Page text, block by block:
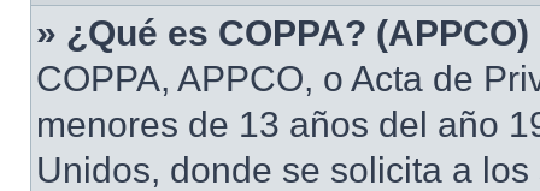
» ¿Qué es COPPA? (APPCO)
COPPA, APPCO, o Acta de
menores de 13 años del año
Unidos, donde se solicita a